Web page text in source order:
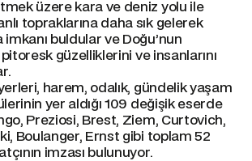
üzere kara ve deniz yolu ile
topraklarına daha sık gelerek
buldular ve Doğu’nun
güzelliklerini ve insanlarını
harem, odalık, gündelik yaşam
yer aldığı 109 değişik eserde
Preziosi, Brest, Ziem, Curtovich,
Boulanger, Ernst gibi toplam 52
imzası bulunuyor.